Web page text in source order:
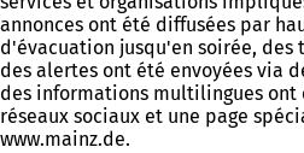
annonces ont été diffusées par
d'évacuation jusqu'en soirée, des
des alertes ont été envoyées via
des informations multilingues ont
réseaux sociaux et une page
www.mainz.de.